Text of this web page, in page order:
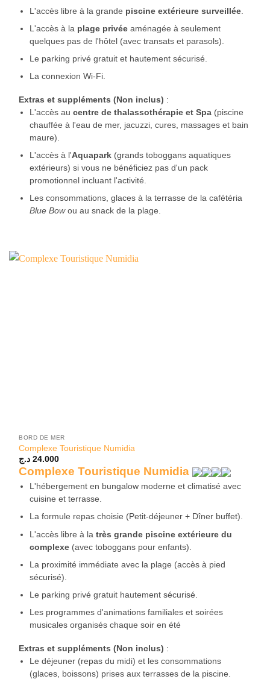
L'accès libre à la grande piscine extérieure surveillée.
L'accès à la plage privéeaménagée à seulement
quelques pas de l'hôtel (avec transats et parasols).
Le parking privé gratuit et hautement sécurisé.
La connexion Wi-Fi.
Extras et suppléments (Non inclus) :
L'accès au centre de thalassothérapie et Spa(piscine
chauffée à l'eau de mer, jacuzzi, cures, massages et bain
maure).
L'accès à l'Aquapark(grands toboggans aquatiques
extérieurs) si vous ne bénéficiez pas d'un pack
promotionnel incluant l'activité.
Les consommations, glaces à la terrasse de la cafétéria
Blue Bowou au snack de la plage.
BORD DE MER
Complexe Touristique Numidia
24.000 د.ج
Complexe Touristique Numidia
L'hébergement en bungalow moderne et climatisé avec
cuisine et terrasse.
La formule repas choisie (Petit-déjeuner + Dîner buffet).
L'accès libre à la très grande piscine extérieure du
complexe(avec toboggans pour enfants).
La proximité immédiate avec la plage (accès à pied
sécurisé).
Le parking privé gratuit hautement sécurisé.
Les programmes d'animations familiales et soirées
musicales organisés chaque soir en été
Extras et suppléments (Non inclus) :
Le déjeuner (repas du midi) et les consommations
(glaces, boissons) prises aux terrasses de la piscine.